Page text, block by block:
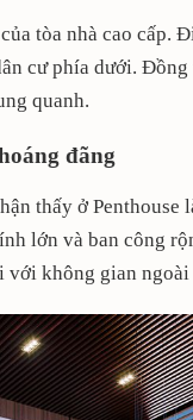
tòa nhà cao cấp.
cư phía dưới.
quanh.
đãng
thấy ở
lớn và ban công
với không gian